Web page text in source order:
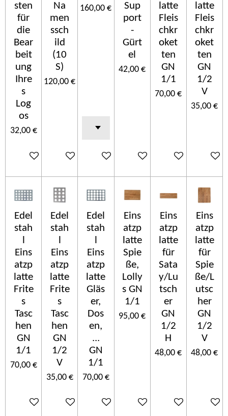
sten
für
die
Bear
beit
ung
Ihre
s
Log
os
32,00 €
Ajouter au panier
Na
men
ssch
ild
(10
S)
120,00 €
Ajouter au panier
160,00 €
Ajouter au panier
Sup
port
-
Gürt
el
42,00 €
Ajouter au panier
latte
Fleis
chkr
oket
ten
GN
1/1
70,00 €
Ajouter au panier
latte
Fleis
chkr
oket
ten
GN
1/2
V
35,00 €
Edel
stah
Eins
atzp
latte
Frite
s
Tasc
hen
GN
1/1
70,00 €
Ajouter au panier
Edel
stah
Eins
atzp
latte
Frite
s
Tasc
hen
GN
1/2
V
35,00 €
Ajouter au panier
Edel
stah
Eins
atzp
latte
Gläs
er,
Dos
en,
...
GN
1/1
70,00 €
Ajouter au panier
Eins
atzp
latte
Spie
ße,
Lolly
s GN
1/1
95,00 €
Ajouter au panier
Eins
atzp
latte
für
Sata
y/Lu
tsch
er
GN
1/2
H
48,00 €
Ajouter au panier
Eins
atzp
latte
für
Spie
ße/L
utsc
her
GN
1/2
V
48,00 €